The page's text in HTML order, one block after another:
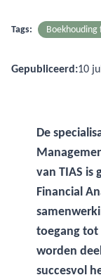
Tags:
Gepubliceerd:10
De
van TIAS is
Financial
toegang tot
worden
succesvol